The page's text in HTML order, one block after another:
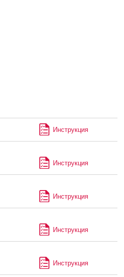
Инструкция
Инструкция
Инструкция
Инструкция
Инструкция